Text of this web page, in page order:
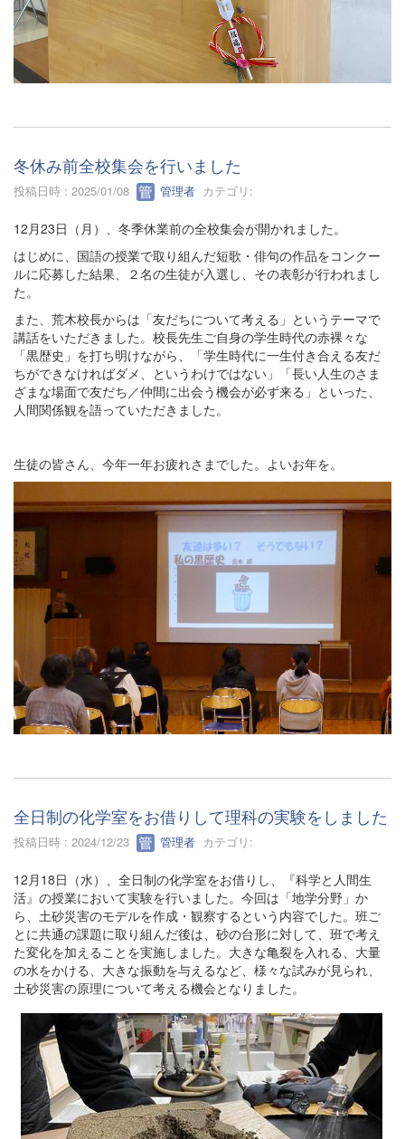
冬休み前全校集会を行いました
投稿日時 : 2025/01/08 管理者 カテゴリ:
12月23日（月）、冬季休業前の全校集会が開かれました。
はじめに、国語の授業で取り組んだ短歌・俳句の作品をコンクー
ルに応募した結果、２名の生徒が入選し、その表彰が行われまし
た。
また、荒木校長からは「友だちについて考える」というテーマで
講話をいただきました。校長先生ご自身の学生時代の赤裸々な
「黒歴史」を打ち明けながら、「学生時代に一生付き合える友だ
ちができなければダメ、というわけではない」「長い人生のさま
ざまな場面で友だち／仲間に出会う機会が必ず来る」といった、
人間関係観を語っていただきました。
生徒の皆さん、今年一年お疲れさまでした。よいお年を。
全日制の化学室をお借りして理科の実験をしました
投稿日時 : 2024/12/23 管理者 カテゴリ:
12月18日（水）、全日制の化学室をお借りし、『科学と人間生
活』の授業において実験を行いました。今回は「地学分野」か
ら、土砂災害のモデルを作成・観察するという内容でした。班ご
とに共通の課題に取り組んだ後は、砂の台形に対して、班で考え
た変化を加えることを実施しました。大きな亀裂を入れる、大量
の水をかける、大きな振動を与えるなど、様々な試みが見られ、
土砂災害の原理について考える機会となりました。